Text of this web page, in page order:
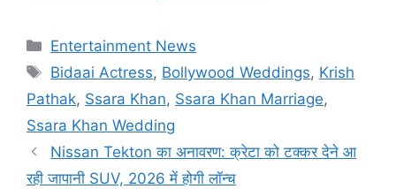
Categories
Entertainment News
Tags
Bidaai Actress, Bollywood Weddings, Krish
Pathak, Ssara Khan, Ssara Khan Marriage,
Ssara Khan Wedding
Nissan Tekton का अनावरण: क्रेटा को टक्कर देने आ
रही जापानी SUV, 2026 में होगी लॉन्च